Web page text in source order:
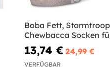
Boba Fett,
Chewbacca Socken
- Star Wars
13,74 € 24,99 €
VERFÜGBAR